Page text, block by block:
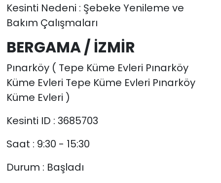
Kesinti Nedeni : Şebeke Yenileme ve
Bakım Çalışmaları
BERGAMA / İZMİR
Pınarköy ( Tepe Küme Evleri Pınarköy
Küme Evleri Tepe Küme Evleri Pınarköy
Küme Evleri )
Kesinti ID : 3685703
Saat : 9:30 - 15:30
Durum : Başladı